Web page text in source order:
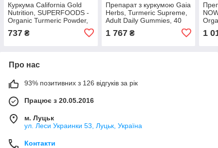
Куркума California Gold
Nutrition, SUPERFOODS -
Organic Turmeric Powder,
Доставка з США/ЄС
737 ₴
Препарат з куркумою Gaia
Herbs, Turmeric Supreme,
Adult Daily Gummies, 40
Vegan Gummies, оригінал.
Доставка з США/ЄС
1 767₴ 1
Про нас
93% позитивних з 126 відгуків за рік
Працює з 20.05.2016
м. Луцьк
ул. Леси Украинки 53, Луцьк, Україна
Контакти